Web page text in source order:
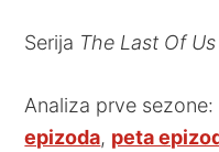
Serija The Last Of Us
Analiza prve sezone:
epizoda, peta